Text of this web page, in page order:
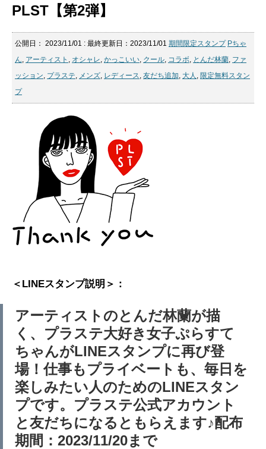
PLST【第2弾】
公開日： 2023/11/01 : 最終更新日：2023/11/01 期間限定スタンプ Pちゃ
ん, アーティスト , オシャレ, かっこいい, クール, コラボ, とんだ林蘭, ファ
ッション, プラステ, メンズ, レディース, 友だち追加, 大人 , 限定無料スタン
プ
＜LINEスタンプ説明＞：
アーティストのとんだ林蘭が描
く、プラステ大好き女子ぷらすて
ちゃんがLINEスタンプに再び登
場！仕事もプライベートも、毎日を
楽しみたい人のためのLINEスタン
プです。プラステ公式アカウント
と友だちになるともらえます♪配布
期間：2023/11/20まで